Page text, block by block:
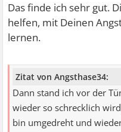
Das finde ich sehr gut.
helfen, mit Deinen
lernen.
Zitat von Angsthase34:
Dann stand ich vor der
wieder so schrecklich
bin umgedreht und